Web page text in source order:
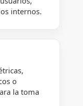
internos.
o
la toma